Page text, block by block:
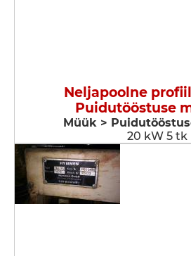
Neljapoolne
Puidutööstuse
Müük >
20 kW 5 tk